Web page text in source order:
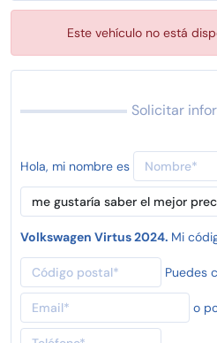
Este vehículo no está
Solicitar
Hola, mi nombre es
Volkswagen Virtus 2024. Mi
Puedes
o